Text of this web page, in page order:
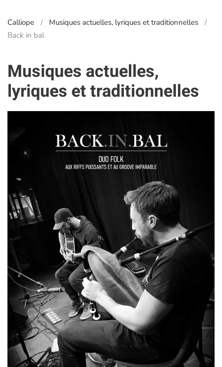
Calliope
Musiques actuelles, lyriques et traditionnelles
Back in bal
Musiques actuelles,
lyriques et traditionnelles